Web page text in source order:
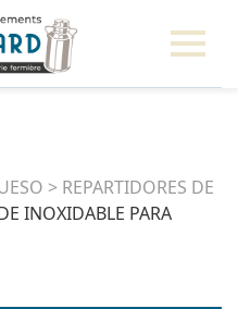
> REPARTIDORES DE
INOXIDABLE PARA